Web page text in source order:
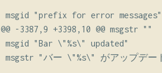
msgid "prefix for error messages"
@@ -3387,9 +3398,10 @@ msgstr ""
msgid "Bar \"%s\" updated"
msgstr "バー \"%s\" がアップデー